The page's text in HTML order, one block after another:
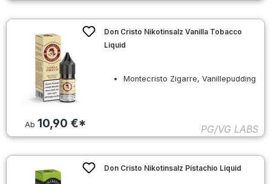
Ab10,90 €*
Don Cristo Nikotinsalz Vanilla Tobacco
Liquid
Montecristo Zigarre, Vanillepudding
PG/VG LABS
Don Cristo Nikotinsalz Pistachio Liquid